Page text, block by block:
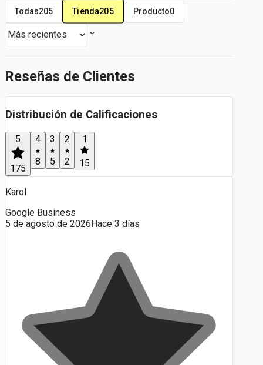
Todas205 Tienda205 Producto0
Reseñas de Clientes
Distribución de Calificaciones
5
175
4
8
3
5
2
2
1
15
Karol
Google Business
5 de agosto de 2026 Hace 3 días